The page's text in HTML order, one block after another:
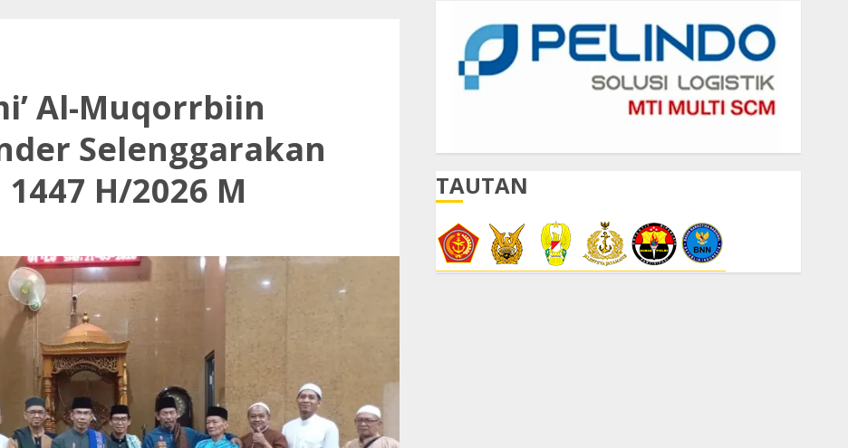
Al-Muqorrbiin
Selenggarakan
H/2026 M
TAUTAN